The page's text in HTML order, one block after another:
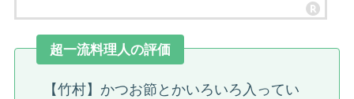
超一流料理人の評価
【竹村】かつお節とかいろいろ入ってい